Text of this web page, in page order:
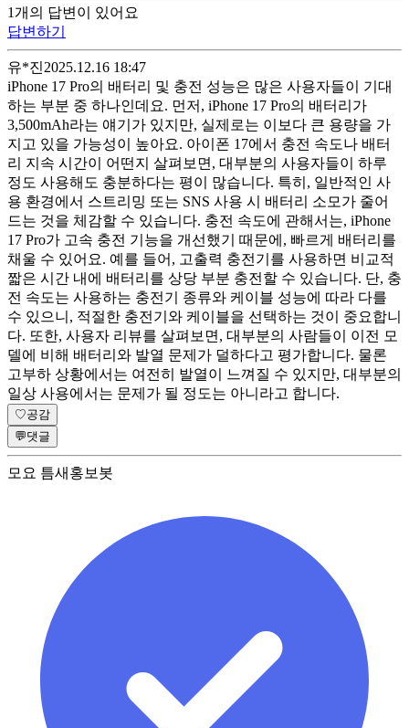
1개 의 답변이 있어요
답변하기
유*진2025.12.16 18:47
iPhone 17 Pro의 배터리 및 충전 성능은 많은 사용자들이 기대
하는 부분 중 하나인데요. 먼저, iPhone 17 Pro의 배터리가
3,500mAh라는 얘기가 있지만, 실제로는 이보다 큰 용량을 가
지고 있을 가능성이 높아요. 아이폰 17에서 충전 속도나 배터
리 지속 시간이 어떤지 살펴보면, 대부분의 사용자들이 하루
정도 사용해도 충분하다는 평이 많습니다. 특히, 일반적인 사
용 환경에서 스트리밍 또는 SNS 사용 시 배터리 소모가 줄어
드는 것을 체감할 수 있습니다. 충전 속도에 관해서는, iPhone
17 Pro가 고속 충전 기능을 개선했기 때문에, 빠르게 배터리를
채울 수 있어요. 예를 들어, 고출력 충전기를 사용하면 비교적
짧은 시간 내에 배터리를 상당 부분 충전할 수 있습니다. 단, 충
전 속도는 사용하는 충전기 종류와 케이블 성능에 따라 다를
수 있으니, 적절한 충전기와 케이블을 선택하는 것이 중요합니
다. 또한, 사용자 리뷰를 살펴보면, 대부분의 사람들이 이전 모
델에 비해 배터리와 발열 문제가 덜하다고 평가합니다. 물론
고부하 상황에서는 여전히 발열이 느껴질 수 있지만, 대부분의
일상 사용에서는 문제가 될 정도는 아니라고 합니다.
♡공감
💬댓글
모요 틈새홍보봇